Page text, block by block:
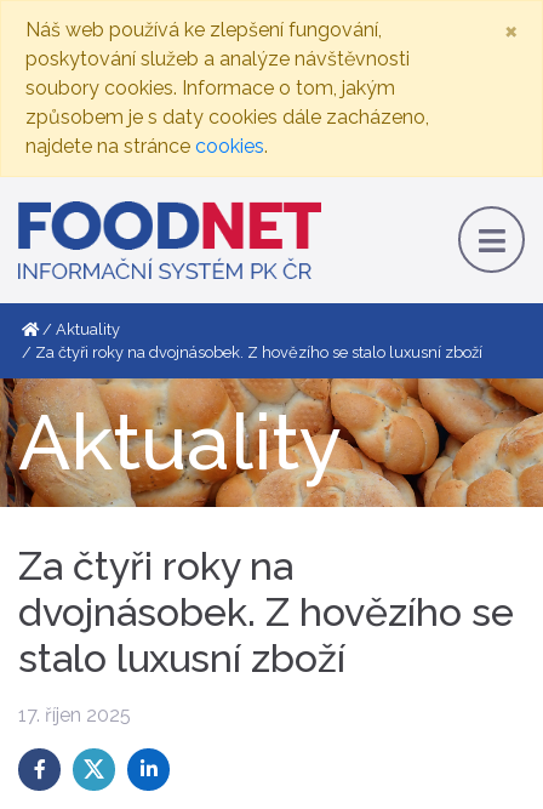
Náš web používá ke zlepšení fungování,
poskytování služeb a analýze návštěvnosti
soubory cookies. Informace o tom, jakým
způsobem je s daty cookies dále zacházeno,
najdete na stránce cookies.
×
Aktuality
Za čtyři roky na dvojnásobek. Z hovězího se stalo luxusní zboží
Aktuality
Za čtyři roky na
dvojnásobek. Z hovězího se
stalo luxusní zboží
17. říjen 2025